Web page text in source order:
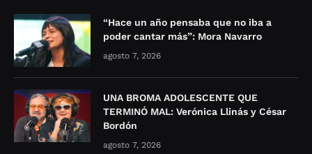
“Hace un año pensaba que no iba a
poder cantar más”: Mora Navarro
agosto 7, 2026
UNA BROMA ADOLESCENTE QUE
TERMINÓ MAL: Verónica Llinás y César
Bordón
agosto 7, 2026